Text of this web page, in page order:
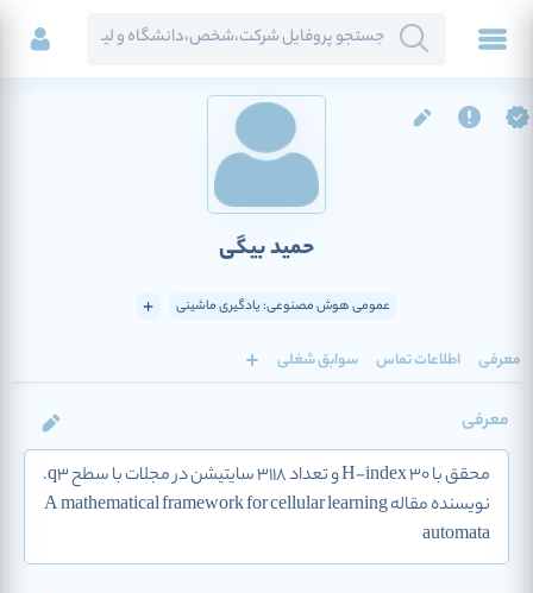
حمید بیگی
عمومی هوش مصنوعی: یادگیری ماشینی
معرفی اطلاعات تماس سوابق شغلی
معرفی
محقق با H-index 30 و تعداد 3118 سایتیشن در مجلات با سطح q3.
نویسنده مقاله A mathematical framework for cellular learning
automata